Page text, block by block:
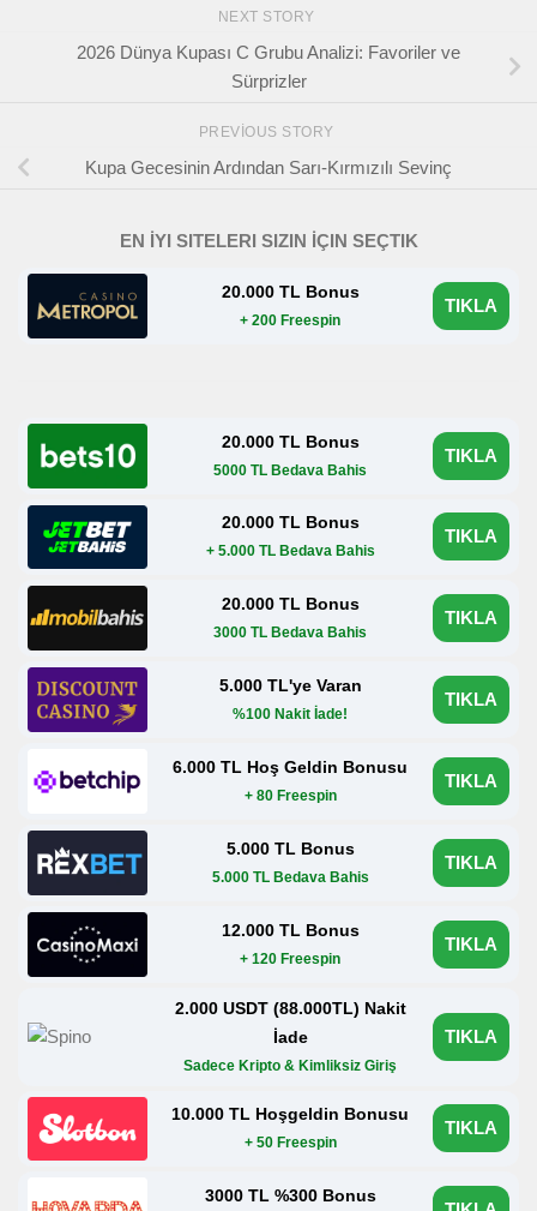
NEXT STORY
2026 Dünya Kupası C Grubu Analizi: Favoriler ve
Sürprizler
PREVIOUS STORY
Kupa Gecesinin Ardından Sarı-Kırmızılı Sevinç
EN İYI SITELERI SIZIN İÇIN SEÇTIK
20.000 TL Bonus
+ 200 Freespin
TIKLA
20.000 TL Bonus
5000 TL Bedava Bahis
TIKLA
20.000 TL Bonus
+ 5.000 TL Bedava Bahis
TIKLA
20.000 TL Bonus
3000 TL Bedava Bahis
TIKLA
5.000 TL'ye Varan
%100 Nakit İade!
TIKLA
6.000 TL Hoş Geldin Bonusu
+ 80 Freespin
TIKLA
5.000 TL Bonus
5.000 TL Bedava Bahis
TIKLA
12.000 TL Bonus
+ 120 Freespin
TIKLA
2.000 USDT (88.000TL) Nakit
İade
Sadece Kripto & Kimliksiz Giriş
TIKLA
10.000 TL Hoşgeldin Bonusu
+ 50 Freespin
TIKLA
3000 TL %300 Bonus